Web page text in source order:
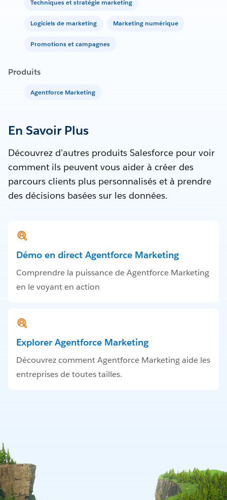
Techniques et stratégie marketing
Logiciels de marketing Marketing numérique
Promotions et campagnes
Produits
Agentforce Marketing
En Savoir Plus
Découvrez d'autres produits Salesforce pour voir
comment ils peuvent vous aider à créer des
parcours clients plus personnalisés et à prendre
des décisions basées sur les données.
Démo en direct Agentforce Marketing
Comprendre la puissance de Agentforce Marketing
en le voyant en action
Explorer Agentforce Marketing
Découvrez comment Agentforce Marketing aide les
entreprises de toutes tailles.